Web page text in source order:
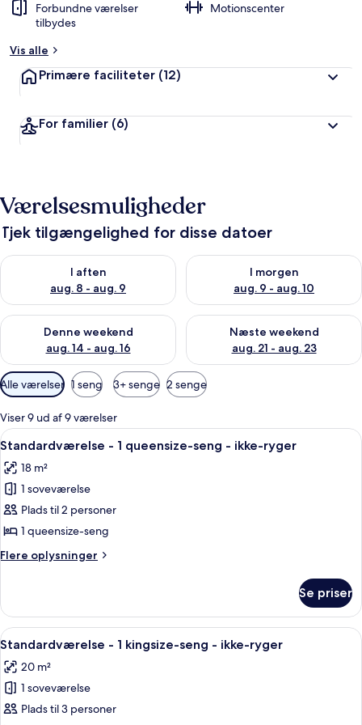
Forbundne værelser
tilbydes
Motionscenter
Vis alle
Primære faciliteter (12)
For familier (6)
Værelsesmuligheder
Tjek tilgængelighed for disse datoer
I aften
aug. 8 - aug. 9
Tjek tilgængelighed for i aften aug. 8 - aug. 9
I morgen
aug. 9 - aug. 10
Tjek tilgængelighed for i
Denne weekend
aug. 14 - aug. 16
Tjek tilgængelighed for denne weekend aug. 14 - aug. 16
Næste weekend
aug. 21 - aug. 23
Tjek tilgængelighed for næste
Tilgængelige
filtre
for
værelser
Alle værelser 1 seng 3+ senge 2 senge
Viser 9 ud af 9 værelser
Indlæs
alle
billeder
af
Standardværelse
-
1
queensize-
-
ikke-
ryger
Standardværelse - 1 queensize-
5
Standardværelse - 1 queensize-seng - ikke-ryger
18 m²
1 soveværelse
Plads til 2 personer
1 queensize-seng
Flere oplysninger
Flere
-
queensize-
ikke-
ryger
Se priser
Indlæs
alle
billeder
af
Standardværelse
Et hotelværelse med to senge, et
5
Standardværelse - 1 kingsize-seng - ikke-ryger
20 m²
1 soveværelse
Plads til 3 personer